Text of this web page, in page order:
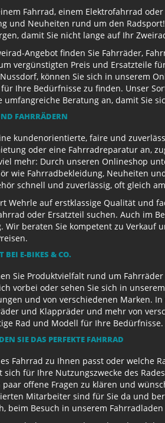
Fahrrad, einem Elektrofahrrad
und Neuheiten rund um den
damit Sie nicht lange auf Ihr
Angebot finden Sie Fahrräder,
vergünstigten Preis und Ersatzteile
können Sie sich in unserem
Ihre Bedürfnisse zu finden. Unser
Beratung an, damit Sie
FAHRRÄDERN
kundenorientierte, faire und
oder eine Fahrradreparatur an,
mehr: Durch unseren Onlineshop
wie Fahrradbekleidung, Neuheiten
schnell und zuverlässig, oft gleich
Wehrle auf erstklassige Qualität und
oder Ersatzteil suchen. Auch im
Wir beraten Sie kompetent zu
E-BIKES & CO.
Sie Produktvielfalt rund um
vorbei oder sehen Sie sich in
und von verschiedenen Marken.
und Klappräder und mehr von
Rad und Modell für Ihre Bedürfnisse.
SIE DAS PERFEKTE FAHRRAD
Fahrrad zu Ihnen passt oder welche
für Ihre Nutzungszwecke des
offene Fragen zu klären und
Mitarbeiter sind für Sie da und
beim Besuch in unserem